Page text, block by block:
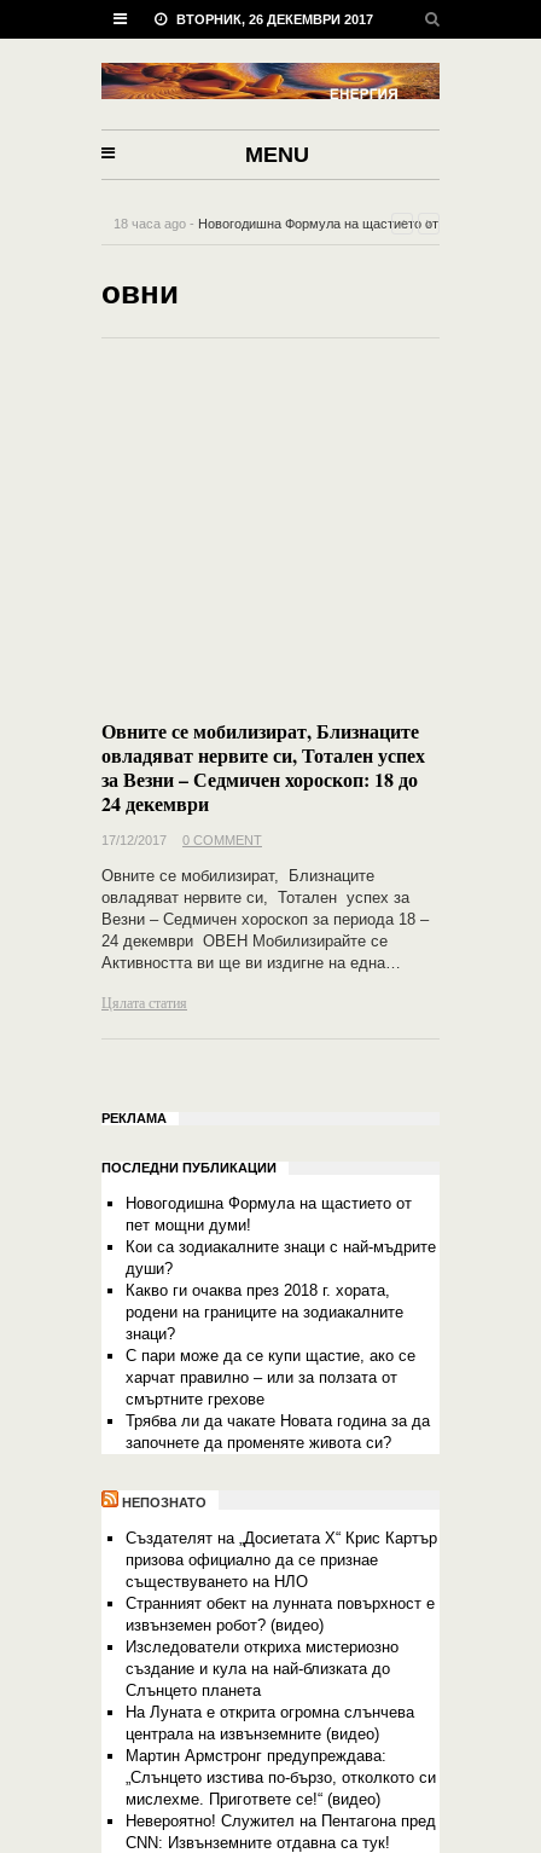
ВТОРНИК, 26 ДЕКЕМВРИ 2017
MENU
18 часа ago - Новогодишна Формула на щастието от
овни
Овните се мобилизират, Близнаците
овладяват нервите си, Тотален успех
за Везни – Седмичен хороскоп: 18 до
24 декември
17/12/2017 0 COMMENT
Овните се мобилизират, Близнаците
овладяват нервите си, Тотален успех за
Везни – Седмичен хороскоп за периода 18 –
24 декември ОВЕН Мобилизирайте се
Активността ви ще ви издигне на една…
Цялата статия
РЕКЛАМА
ПОСЛЕДНИ ПУБЛИКАЦИИ
Новогодишна Формула на щастието от
пет мощни думи!
Кои са зодиакалните знаци с най-мъдрите
души?
Какво ги очаква през 2018 г. хората,
родени на границите на зодиакалните
знаци?
С пари може да се купи щастие, ако се
харчат правилно – или за ползата от
смъртните грехове
Трябва ли да чакате Новата година за да
започнете да променяте живота си?
НЕПОЗНАТО
Създателят на „Досиетата Х“ Крис Картър
призова официално да се признае
съществуването на НЛО
Странният обект на лунната повърхност е
извънземен робот? (видео)
Изследователи откриха мистериозно
създание и кула на най-близката до
Слънцето планета
На Луната е открита огромна слънчева
централа на извънземните (видео)
Мартин Армстронг предупреждава:
„Слънцето изстива по-бързо, отколкото си
мислехме. Пригответе се!“ (видео)
Невероятно! Служител на Пентагона пред
CNN: Извънземните отдавна са тук!